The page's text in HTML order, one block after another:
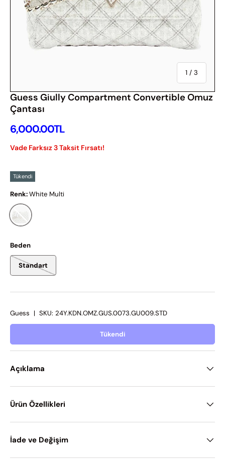
1 / Of
3
Guess Giully Compartment Convertible Omuz
Çantası
İndirimsiz Fiyat
6,000.00TL
Vade Farksız 3 Taksit Fırsatı!
Tükendi
Renk:White Multi
White Multi
Beden
Standart
Guess | SKU: 24Y.KDN.OMZ.GUS.0073.GU009.STD
Tükendi
Açıklama
Ürün Özellikleri
İade ve Değişim